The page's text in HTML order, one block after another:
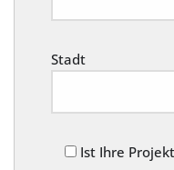
Stadt
Ist Ihre